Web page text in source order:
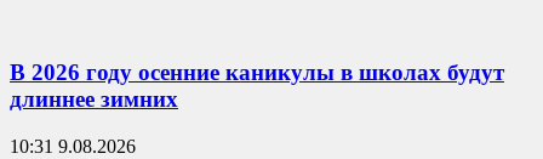
В 2026 году осенние каникулы в школах будут
длиннее зимних
10:31 9.08.2026